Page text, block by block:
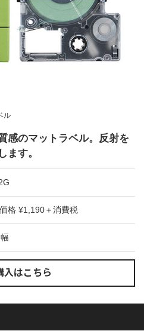
ル
感のマットラベル。反射を
ます。
格 ¥1,190＋消費税
入はこちら